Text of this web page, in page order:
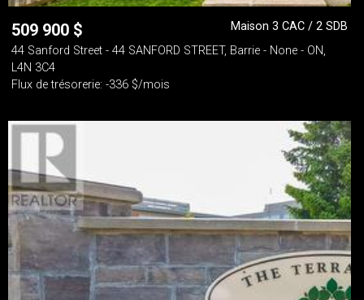
509 900 $
Maison 3 CAC / 2 SDB
44 Sanford Street - 44 SANFORD STREET, Barrie - None - ON,
L4N 3C4
Flux de trésorerie: -336 $/mois